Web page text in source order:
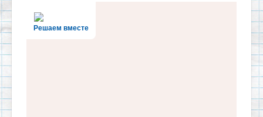
Решаем вместе